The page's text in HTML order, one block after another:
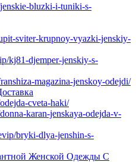
bluzki-i-tuniki-s-
sviter-krupnoy-vyazki-jenskiy-
kj81-djemper-jenskiy-s-
magazina-jenskoy-odejdi/
cveta-haki/
karan-jenskaya-odejda-v-
bryki-dlya-jenshin-s-
Женской Одежды С